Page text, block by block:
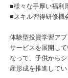
■様々な手厚い福利
■スキル習得研修
体験型投資学習ア
サービスを展開し
なって、子供から
産形成を推進してい